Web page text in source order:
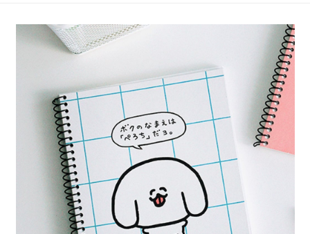
【繳款方式說明】
1.分期款項不併入電信帳單，「大哥付你分期」於每月結算日後寄送繳費提
2.透過簡訊連結打開帳單後，可選擇「超商條碼／台灣大直營門市／銀行轉
帳／街口支付／iPASS MONEY」等通路繳費。
【注意事項】
1.本服務係由「台灣大哥大股份有限公司」（以下簡稱本公司）所提供，讓
用戶於交易時，得透過本服務購買商品或服務，並由商店將買賣／分期付款
買賣價金債權讓與本公司後，依約使用本公司帳單繳交帳款。
2.基於同意付款使用「大哥付你分期」之契約關係目的，商店將以您的個人
資料（包含姓名、電話或地址）提供予台灣大哥大進項蒐集、處理及利用，
由本公司與您本人進行分期帳單所需資料之確認、核對及更正。
3.完整用戶服務條款，請詳閱以下連結：https://oppay.tw/userRule
３．安心：先確認商品／服務後，再付款。
【「AFTEE先享後付」結帳流程】
１．於結帳方式選擇「AFTEE先享後付」後，將跳轉至「AFTEE先享後付」
結帳頁面，進行簡訊認證並確認金額後，即可完成結帳。
２．訂單成立數日內，您將收到繳費通知簡訊。
３．收到繳費通知簡訊後14天內，點擊此簡訊中的連結，可透過四大超商／
ATM／網路銀行／等多元方式進行付款，方視為交易完成。
※ 請注意：結帳手續完成當下不需立刻繳費，但若您需要取消訂單，請聯絡
購買商品的店家。未經商家同意取消之訂單仍視為有效，需透過AFTEE先享
後付繳納相關費用。
※ 交易是否成功請以「AFTEE先享後付 」之結帳頁面顯示為準，若有關於
是否繳費成功／繳費後需取消欲退款等相關疑問，請聯繫「AFTEE先享後付
客戶支援中心」https://netprotections.freshdesk.com/support/home
【注意事項】
１．透過由恩沛科技股份有限公司提供之「AFTEE先享後付」服務完成之交
每筆NT$80，滿NT$1,500(含以上)免運費
付款後 全家取貨
7-11 取貨付款
每筆NT$80，滿NT$1,500(含以上)免運費
付款後 7-11取貨
每筆NT$80，滿NT$1,500(含以上)免運費
每筆NT$80，滿NT$1,500(含以上)免運費